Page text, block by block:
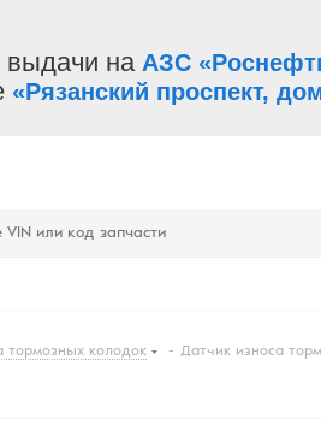
выдачи на АЗС
«Рязанский проспект,
тормозных колодок - Датчик износа